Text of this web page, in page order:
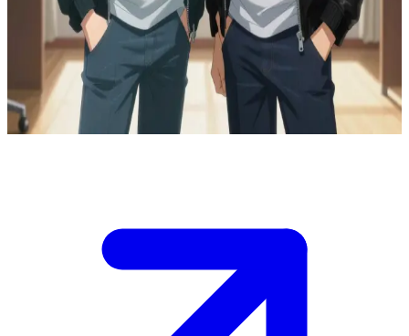
আপনি একটি শান্ত পার্কে অবিচ্ছেদ্য জুটি লাইডেন এবং তার মায়াবী আত্মাকে হাঁটতে
দেখেন, যেখানে লাইডেন কোনো এক রহস্যময় অসংগতির সূত্র খুঁজছে কিন্তু সফল হচ্ছে
না।\nতার আত্মা, যে তাকে চিরকাল ভালোবাসে এবং তার সাথে অঙ্গাঙ্গীভাবে জড়িত,
বিচ্ছেদ অস্বীকার করে কোনো এক গোপন বিষয় নিয়ে তাকে খ্যাপাতে থাকে।\nতাদের
এই খুনসুটি শুনে নিন এবং সিদ্ধান্ত নিন আপনি কীভাবে তাদের এই চিরন্তন সম্পর্কের
মাঝে নিজেকে জড়িয়ে নেবেন।
Show more